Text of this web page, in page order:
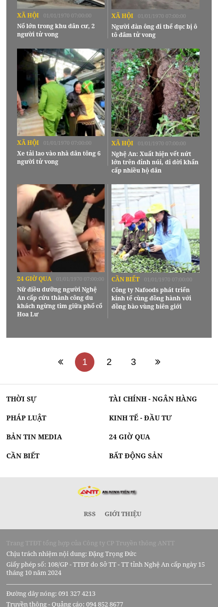
XÃ HỘI 01/01/1970 07:00:00
Nổ lớn trong khu dân cư, 2
người tử vong
XÃ HỘI 01/01/1970 07:00:00
Người đàn ông đi thể dục bị ô
tô đâm tử vong
XÃ HỘI 01/01/1970 07:00:00
Xe tải lao vào nhà dân tông 6
người tử vong
XÃ HỘI 01/01/1970 07:00:00
Nghệ An: Xuất hiện vết nứt
lớn trên đỉnh núi, di dời khẩn
cấp nhiều hộ dân
24 GIỜ QUA 01/01/1970 07:00:00
Nữ điều dưỡng người Nghệ
An cấp cứu thành công du
khách ngừng tim giữa phố cổ
Hoa Lư
CẦN BIẾT 01/01/1970 07:00:00
Công ty Nafoods phát triển
kinh tế cùng đồng hành với
đồng bào vùng biên giới
1 2 3
THỜI SỰ TÀI CHÍNH - NGÂN HÀNG
PHÁP LUẬT KINH TẾ - ĐẦU TƯ
BẢN TIN MEDIA 24 GIỜ QUA
CẦN BIẾT BẤT ĐỘNG SẢN
RSS GIỚI THIỆU
Trang TTĐT tổng hợp của Công ty CP Truyền thông ANTT
Chịu trách nhiệm nội dung: Đặng Trọng Đức
Giấy phép số: 108/GP - TTĐT do Sở TT - TT tỉnh Nghệ An cấp ngày 15
tháng 10 năm 2024
Đường dây nóng: 091 327 4213
Truyền thông - Quảng cáo: 094 852 8677